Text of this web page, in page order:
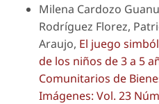
Milena Cardozo
Rodríguez Florez,
Araujo, El juego
de los niños de 3 a 5
Comunitarios de
Imágenes: Vol. 23